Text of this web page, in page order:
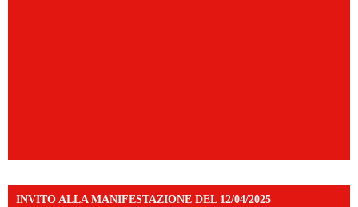
INVITO ALLA MANIFESTAZIONE DEL 12/04/2025